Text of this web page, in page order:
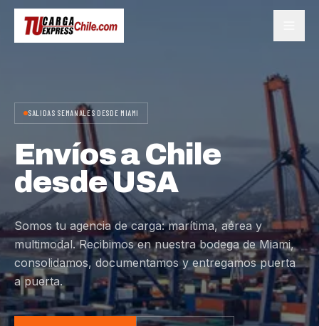
SALIDAS SEMANALES DESDE MIAMI
Envíos a Chile
desde USA
Somos tu agencia de carga: marítima, aérea y
multimodal. Recibimos en nuestra bodega de Miami,
consolidamos, documentamos y entregamos puerta
a puerta.